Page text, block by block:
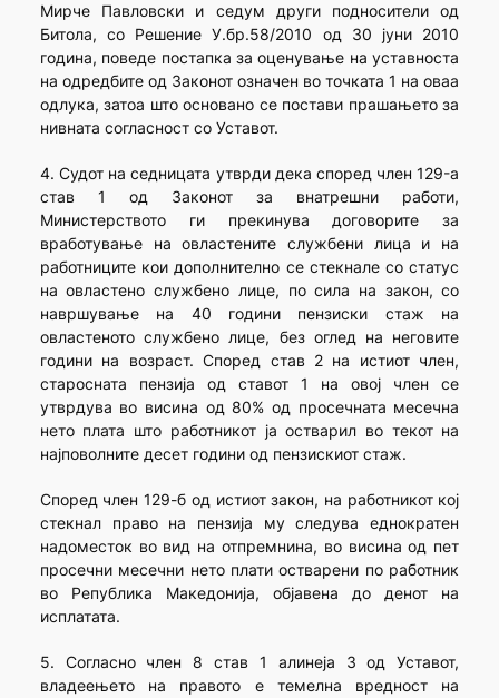
Мирче Павловски и седум други подносители од
Битола, со Решение У.бр.58/2010 од 30 јуни 2010
година, поведе постапка за оценување на уставноста
на одредбите од Законот означен во точката 1 на оваа
одлука, затоа што основано се постави прашањето за
нивната согласност со Уставот.
4. Судот на седницата утврди дека според член 129-a
став 1 од Законот за внатрешни работи,
Министерството ги прекинува договорите за
вработување на овластените службени лица и на
работниците кои дополнително се стекнале со статус
на овластено службено лице, по сила на закон, со
навршување на 40 години пензиски стаж на
овластеното службено лице, без оглед на неговите
години на возраст. Според став 2 на истиот член,
старосната пензија од ставот 1 на овој член се
утврдува во висина од 80% од просечната месечна
нето плата што работникот ја остварил во текот на
најповолните десет години од пензискиот стаж.
Според член 129-б од истиот закон, на работникот кој
стекнал право на пензија му следува еднократен
надоместок во вид на отпремнина, во висина од пет
просечни месечни нето плати остварени по работник
во Република Македонија, објавена до денот на
исплатата.
5. Согласно член 8 став 1 алинеја 3 од Уставот,
владеењето на правото е темелна вредност на